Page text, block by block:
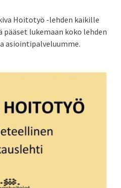
Hoitotyö -lehden kaikille
lukemaan koko lehden
asiointipalveluumme.